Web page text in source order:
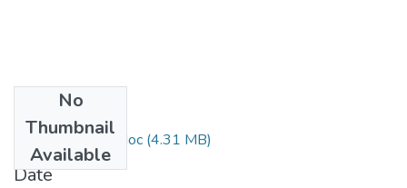
No
Thumbnail
Available
Nevojt_bakalavr.doc (4.31 MB)
Date